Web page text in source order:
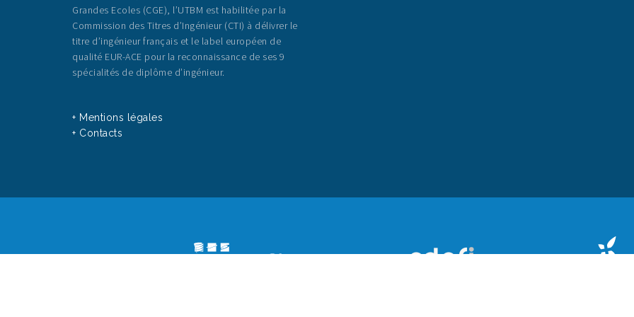
Grandes Ecoles (CGE), l’UTBM est habilitée par la
Commission des Titres d’Ingénieur (CTI) à délivrer le
titre d’ingénieur français et le label européen de
qualité EUR-ACE pour la reconnaissance de ses 9
spécialités de diplôme d’ingénieur.
+ Mentions légales
+ Contacts